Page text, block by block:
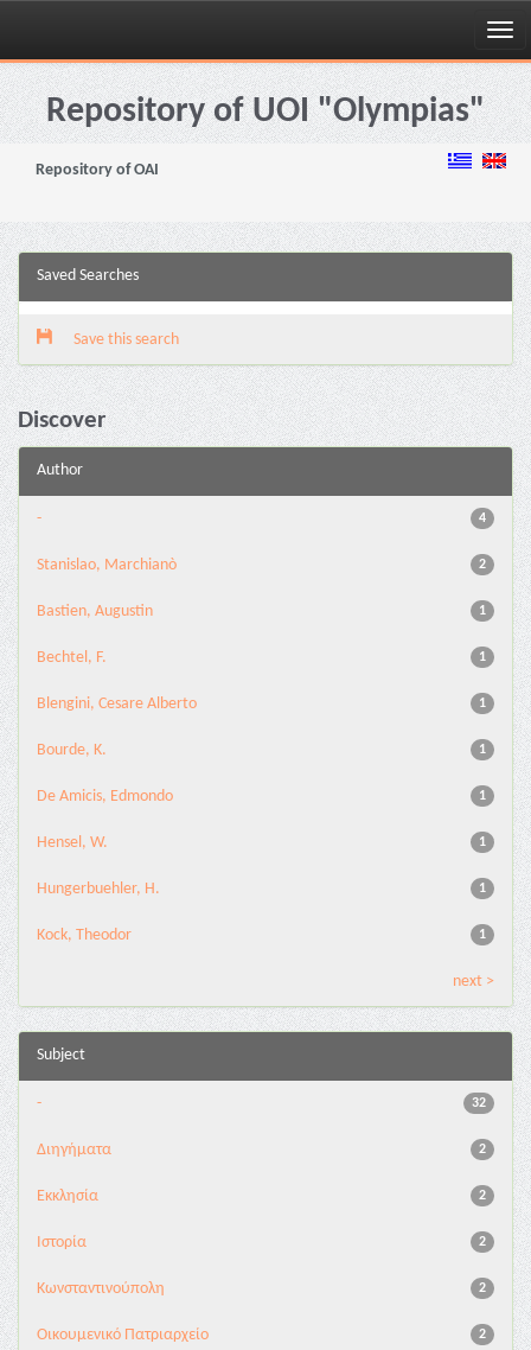
Skip
navigationRepository of UOI "Olympias"
Repository of OAI
Saved Searches
Save this search
Discover
Author
4
-
2
Stanislao, Marchianò
1
Bastien, Augustin
1
Bechtel, F.
1
Blengini, Cesare Alberto
1
Bourde, K.
1
De Amicis, Edmondo
1
Hensel, W.
1
Hungerbuehler, H.
1
Kock, Theodor
next >
Subject
32
-
2
Διηγήματα
2
Εκκλησία
2
Ιστορία
2
Κωνσταντινούπολη
2
Οικουμενικό Πατριαρχείο